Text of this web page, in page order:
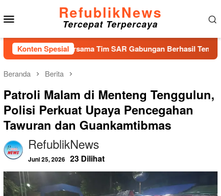
ke
konten
RefublikNews
Tercepat Terpercaya
Konten Spesial
Bersama Tim SAR Gabungan Berhasil Temukan
Beranda Berita
Patroli Malam di Menteng Tenggulun,
Polisi Perkuat Upaya Pencegahan
Tawuran dan Guankamtibmas
RefublikNews
Juni 25, 2026 23 Dilihat